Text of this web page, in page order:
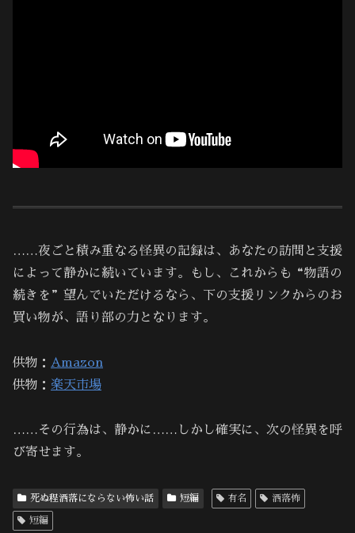
……夜ごと積み重なる怪異の記録は、あなたの訪問と支援
によって静かに続いています。もし、これからも“物語の
続きを”望んでいただけるなら、下の支援リンクからのお
買い物が、語り部の力となります。
供物： Amazon
供物： 楽天市場
……その行為は、静かに……しかし確実に、次の怪異を呼
び寄せます。
死ぬ程洒落にならない怖い話 短編 有名 洒落怖
短編